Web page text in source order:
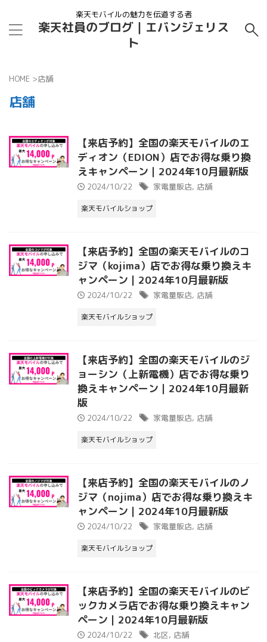
楽天モバイルの魅力を伝道する者
楽天社員のブログ｜エバンジェリス
ト
HOME >店舗
店舗
【来店予約】全国の楽天モバイルのエ
ディオン（EDION）店でお得な乗り換
えキャンペーン｜2024年10月最新版
2024/10/22 家電量販店, 店舗
楽天モバイルショップ
【来店予約】全国の楽天モバイルのコ
ジマ（kojima）店でお得な乗り換えキ
ャンペーン｜2024年10月最新版
2024/10/22 家電量販店, 店舗
楽天モバイルショップ
【来店予約】全国の楽天モバイルのジ
ョーシン（上新電機）店でお得な乗り
換えキャンペーン｜2024年10月最新
版
2024/10/22 家電量販店, 店舗
楽天モバイルショップ
【来店予約】全国の楽天モバイルのノ
ジマ（nojima）店でお得な乗り換えキ
ャンペーン｜2024年10月最新版
2024/10/22 家電量販店, 店舗
楽天モバイルショップ
【来店予約】全国の楽天モバイルのビ
ックカメラ店でお得な乗り換えキャン
ペーン｜2024年10月最新版
2024/10/22 北区, 店舗